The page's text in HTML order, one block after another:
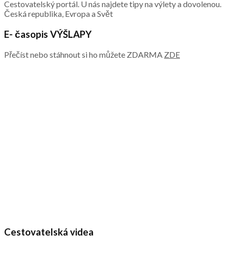
Cestovatelský portál. U nás najdete tipy na výlety a dovolenou.
Česká republika, Evropa a Svět
E- časopis VÝŠLAPY
Přečíst nebo stáhnout si ho můžete ZDARMA ZDE
Cestovatelská videa